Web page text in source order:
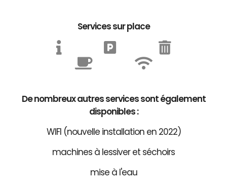
Services sur place
De nombreux autres services sont également
disponibles :
WIFI (nouvelle installation en 2022)
machines à lessiver et séchoirs
mise à l'eau